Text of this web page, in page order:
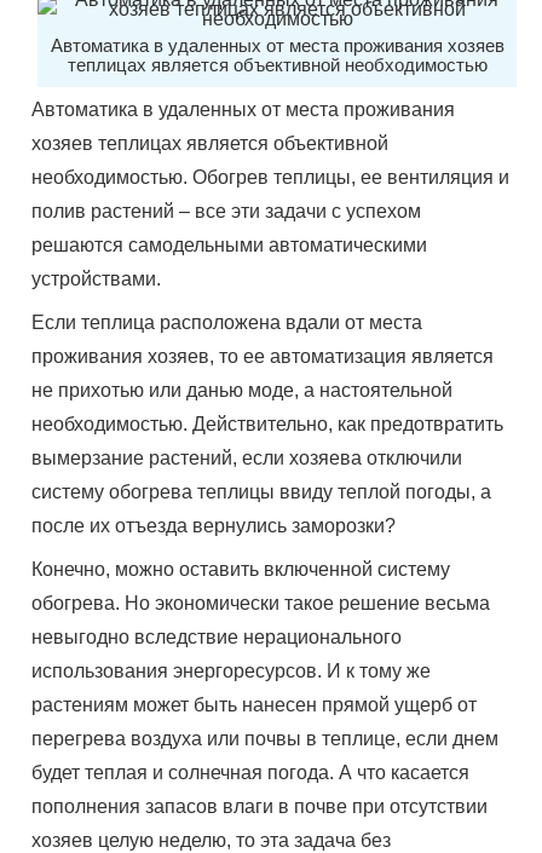
Автоматика в удаленных от места проживания хозяев
теплицах является объективной необходимостью
Автоматика в удаленных от места проживания
хозяев теплицах является объективной
необходимостью. Обогрев теплицы, ее вентиляция и
полив растений – все эти задачи с успехом
решаются самодельными автоматическими
устройствами.
Если теплица расположена вдали от места
проживания хозяев, то ее автоматизация является
не прихотью или данью моде, а настоятельной
необходимостью. Действительно, как предотвратить
вымерзание растений, если хозяева отключили
систему обогрева теплицы ввиду теплой погоды, а
после их отъезда вернулись заморозки?
Конечно, можно оставить включенной систему
обогрева. Но экономически такое решение весьма
невыгодно вследствие нерационального
использования энергоресурсов. И к тому же
растениям может быть нанесен прямой ущерб от
перегрева воздуха или почвы в теплице, если днем
будет теплая и солнечная погода. А что касается
пополнения запасов влаги в почве при отсутствии
хозяев целую неделю, то эта задача без